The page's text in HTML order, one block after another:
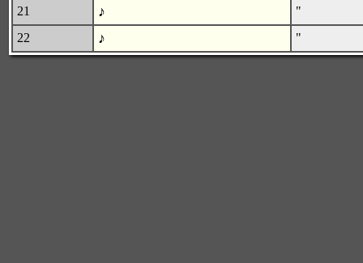
21
♪
"
22
♪ "